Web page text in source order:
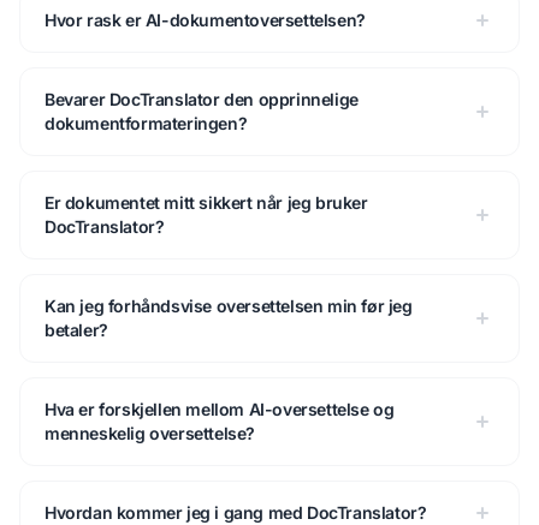
Hvor rask er AI-dokumentoversettelsen?
Bevarer DocTranslator den opprinnelige
dokumentformateringen?
Er dokumentet mitt sikkert når jeg bruker
DocTranslator?
Kan jeg forhåndsvise oversettelsen min før jeg
betaler?
Hva er forskjellen mellom AI-oversettelse og
menneskelig oversettelse?
Hvordan kommer jeg i gang med DocTranslator?